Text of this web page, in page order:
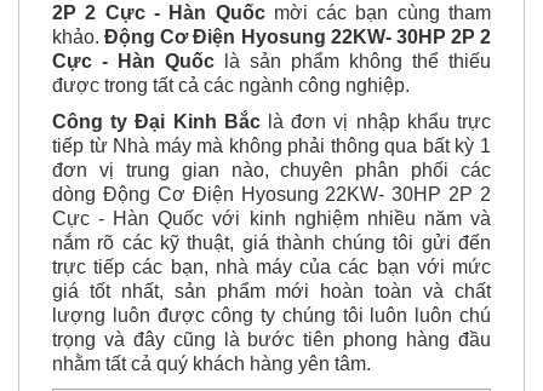
2P 2 Cực - Hàn Quốcmời các bạn cùng tham
khảo.Động Cơ Điện Hyosung 22KW- 30HP 2P 2
Cực - Hàn Quốc là sản phẩm không thể thiếu
được trong tất cả các ngành công nghiệp.
Công ty Đại Kinh Bắclà đơn vị nhập khẩu trực
tiếp từ Nhà máy mà không phải thông qua bất kỳ 1
đơn vị
trung gian nào, chuyên phân phối các
dòng Động Cơ Điện Hyosung 22KW- 30HP 2P 2
Cực - Hàn Quốc với kinh nghiệm nhiều năm và
nắm rõ các kỹ thuật, giá thành chúng tôi gửi đến
trực tiếp các bạn, nhà máy của các bạn với mức
giá tốt nhất, sản phẩm mới hoàn toàn và chất
lượng luôn được công ty chúng tôi luôn luôn chú
trọng và đây cũng là bước tiên phong hàng đầu
nhằm tất cả quý khách hàng yên tâm.